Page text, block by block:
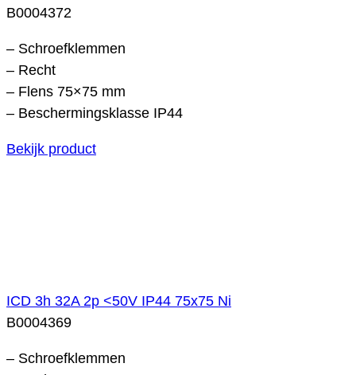
B0004372
– Schroefklemmen
– Recht
– Flens 75×75 mm
– Beschermingsklasse IP44
Bekijk product
ICD 3h 32A 2p <50V IP44 75x75 Ni
B0004369
– Schroefklemmen